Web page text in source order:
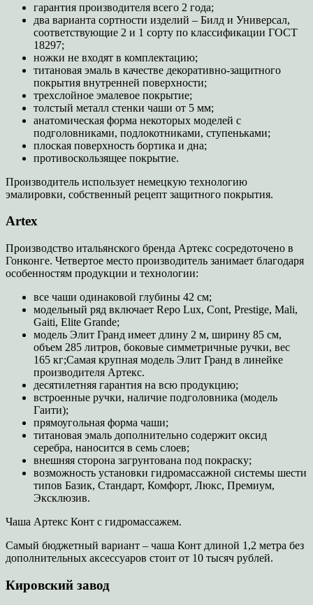
гарантия производителя всего 2 года;
два варианта сортности изделий – Билд и Универсал,
соответствующие 2 и 1 сорту по классификации ГОСТ
18297;
ножки не входят в комплектацию;
титановая эмаль в качестве декоративно-защитного
покрытия внутренней поверхности;
трехслойное эмалевое покрытие;
толстый металл стенки чаши от 5 мм;
анатомическая форма некоторых моделей с
подголовниками, подлокотниками, ступеньками;
плоская поверхность бортика и дна;
противоскользящее покрытие.
Производитель использует немецкую технологию
эмалировки, собственный рецепт защитного покрытия.
Artex
Производство итальянского бренда Артекс сосредоточено в
Гонконге. Четвертое место производитель занимает благодаря
особенностям продукции и технологии:
все чаши одинаковой глубины 42 см;
модельный ряд включает Repo Lux, Cont, Prestige, Mali,
Gaiti, Elite Grande;
модель Элит Гранд имеет длину 2 м, ширину 85 см,
объем 285 литров, боковые симметричные ручки, вес
165 кг;Самая крупная модель Элит Гранд в линейке
производителя Артекс.
десятилетняя гарантия на всю продукцию;
встроенные ручки, наличие подголовника (модель
Гаити);
прямоугольная форма чаши;
титановая эмаль дополнительно содержит оксид
серебра, наносится в семь слоев;
внешняя сторона загрунтована под покраску;
возможность установки гидромассажной системы шести
типов Базик, Стандарт, Комфорт, Люкс, Премиум,
Эксклюзив.
Чаша Артекс Конт с гидромассажем.
Самый бюджетный вариант – чаша Конт длиной 1,2 метра без
дополнительных аксессуаров стоит от 10 тысяч рублей.
Кировский завод